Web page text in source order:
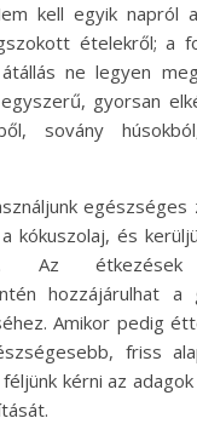
kell egyik napról
ételekről; a
ne legyen
gyorsan
sovány
egészséges
kókuszolaj, és
Az étkezések
hozzájárulhat a
Amikor pedig
friss
kérni az